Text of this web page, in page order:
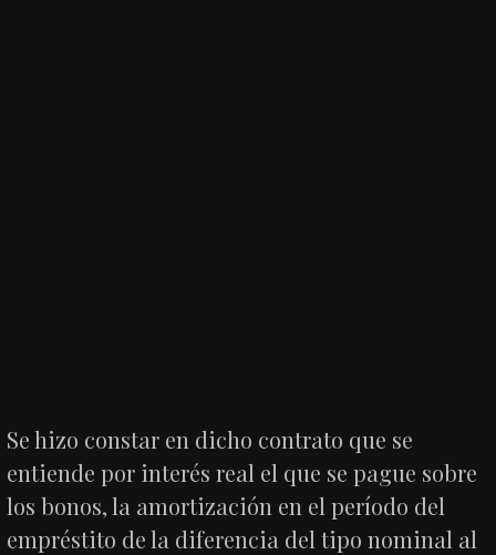
Se hizo constar en dicho contrato que se
entiende por interés real el que se pague sobre
los bonos, la amortización en el período del
empréstito de la diferencia del tipo nominal al